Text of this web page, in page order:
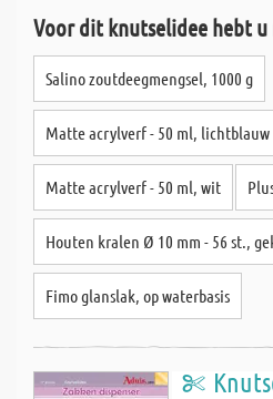
Voor dit knutselidee hebt u
Salino zoutdeegmengsel, 1000 g
Matte acrylverf - 50 ml, lichtblauw
Matte acrylverf - 50 ml, wit
Houten kralen Ø 10 mm - 56 st.,
Fimo glanslak, op waterbasis